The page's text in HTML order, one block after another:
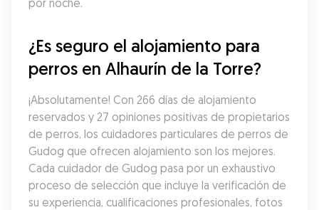
por noche.
¿Es seguro el alojamiento para
perros en Alhaurín de la Torre?
¡Absolutamente! Con 266 días de alojamiento
reservados y 27 opiniones positivas de propietarios
de perros, los cuidadores particulares de perros de
Gudog que ofrecen alojamiento son los mejores.
Cada cuidador de Gudog pasa por un exhaustivo
proceso de selección que incluye la verificación de
su experiencia, cualificaciones profesionales, fotos